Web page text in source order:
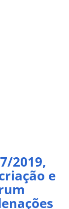
2019,
e